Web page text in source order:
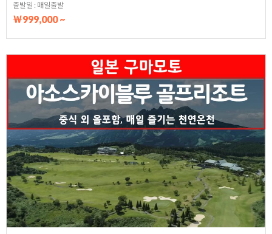
출발일 : 매일출발
￦999,000 ~